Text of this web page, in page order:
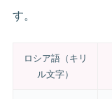
す。
ロシア語（キリ
ル文字）